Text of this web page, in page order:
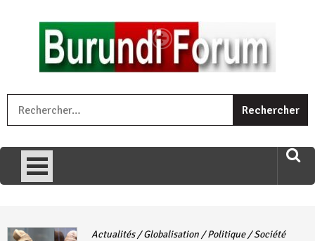
umariye umuryango wawe canke igihugu cakwibarutse .Wewe
uri ngaha ndagusigiye iki kibazo : Uriko ukora iki kugira ngo
Actualités/Globalisation /Politique/Société